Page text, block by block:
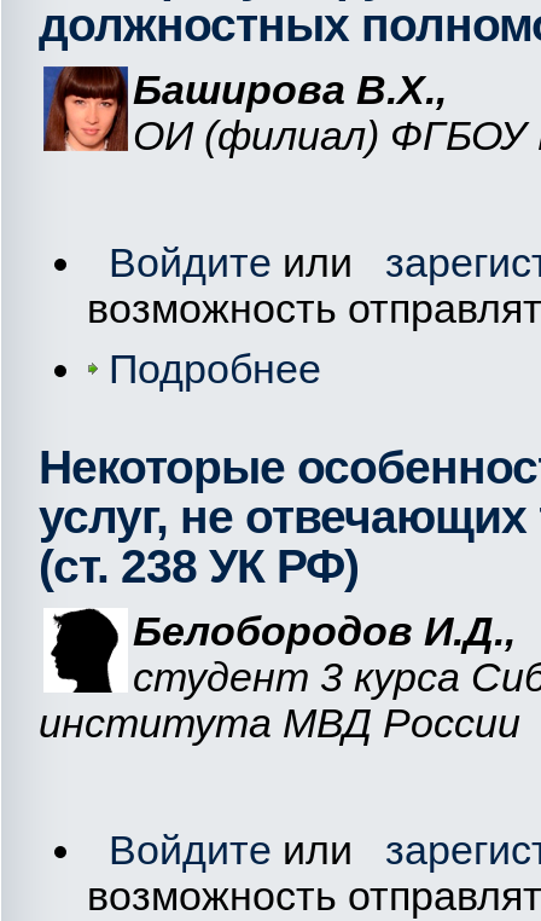
должностных
Баширова В.Х.,
ОИ (филиал)
Войдите или
возможность
Подробнее
Некоторые
услуг, не
(ст. 238 УК РФ)
Белобородов И.Д.,
cтудент 3 курса
института МВД России
Войдите или
возможность